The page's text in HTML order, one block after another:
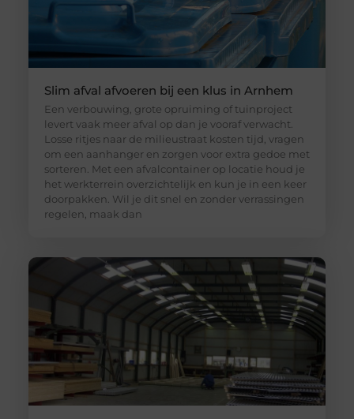
Slim afval afvoeren bij een klus in Arnhem
Een verbouwing, grote opruiming of tuinproject
levert vaak meer afval op dan je vooraf verwacht.
Losse ritjes naar de milieustraat kosten tijd, vragen
om een aanhanger en zorgen voor extra gedoe met
sorteren. Met een afvalcontainer op locatie houd je
het werkterrein overzichtelijk en kun je in een keer
doorpakken. Wil je dit snel en zonder verrassingen
regelen, maak dan